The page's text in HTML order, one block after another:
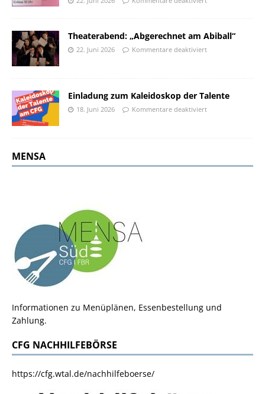
Theaterabend: „Abgerechnet am Abiball“
22. Juni 2026 Kommentare deaktiviert
Einladung zum Kaleidoskop der Talente
18. Juni 2026 Kommentare deaktiviert
MENSA
Informationen zu Menüplänen, Essenbestellung und
Zahlung.
CFG NACHHILFEBÖRSE
https://cfg.wtal.de/nachhilfeboerse/